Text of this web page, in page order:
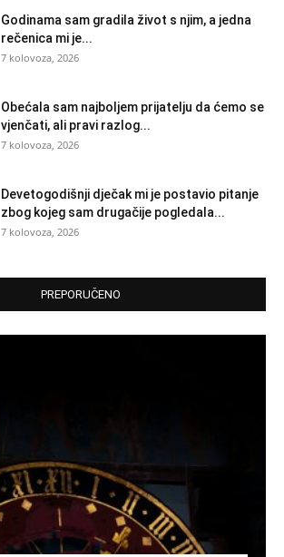
Godinama sam gradila život s njim, a jedna
rečenica mi je...
7 kolovoza, 2026
Obećala sam najboljem prijatelju da ćemo se
vjenčati, ali pravi razlog...
7 kolovoza, 2026
Devetogodišnji dječak mi je postavio pitanje
zbog kojeg sam drugačije pogledala...
7 kolovoza, 2026
PREPORUČENO